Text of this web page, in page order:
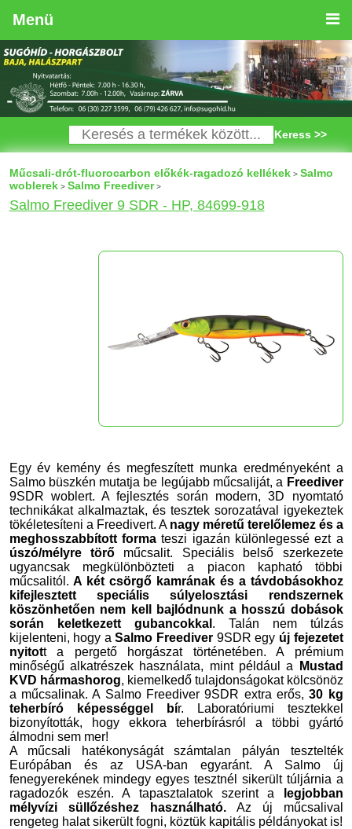
Menü
Keress >>
Műcsali-drót-fluorocarbon előkék-ragadozó kellékek> Salmo
woblerek> Salmo Freediver>
Salmo Freediver 9 SDR - HP, 84699-918
Egy év kemény és megfeszített munka eredményeként a
Salmo büszkén mutatja be legújabb műcsaliját, a Freediver
9SDR woblert. A fejlesztés során modern, 3D nyomtató
technikákat alkalmaztak, és tesztek sorozatával igyekeztek
tökéletesíteni a Freedivert. A nagy méretű terelőlemez és a
meghosszabbított formateszi igazán különlegessé ezt a
úszó/mélyre törő műcsalit. Speciális belső szerkezete
ugyancsak megkülönbözteti a piacon kapható többi
műcsalitól.A két csörgő kamrának és a távdobásokhoz
kifejlesztett speciális súlyelosztási rendszernek
köszönhetően nem kell bajlódnunk a hosszú dobások
során keletkezett gubancokkal . Talán nem túlzás
kijelenteni, hogy aSalmo Freediver 9SDR egy új fejezetet
nyitott a pergető horgászat történetében. A prémium
minőségű alkatrészek használata, mint például a
Mustad
KVD hármashorog, kiemelkedő tulajdonságokat kölcsönöz
a műcsalinak. A Salmo Freediver 9SDR extra erős, 30 kg
teherbíró képességgel bír. Laboratóriumi tesztekkel
bizonyították, hogy ekkora teherbírásról a többi gyártó
álmodni sem mer!
A műcsali hatékonyságát számtalan pályán tesztelték
Európában és az USA-ban egyaránt. A Salmo új
fenegyerekének mindegy egyes tesztnél sikerült túljárnia a
ragadozók eszén. A tapasztalatok szerint a
legjobban
mélyvízi süllőzéshez használható.Az új műcsalival
rengeteg halat sikerült fogni, köztük kapitális példányokat is!